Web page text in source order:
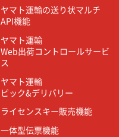
ヤマト運輸の送り状マルチ
API機能
ヤマト運輸
Web出荷コントロールサービ
ス
ヤマト運輸
ピック&デリバリー
ライセンスキー販売機能
一体型伝票機能